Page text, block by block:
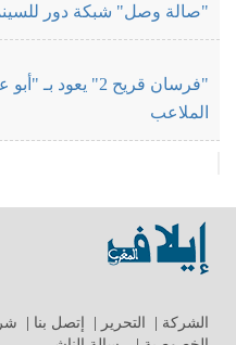
"صالة وصل" شبكة دور
"فرسان قريح 2"
الملاعب
الشركة التحرير إتصل بنا